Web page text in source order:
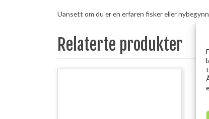
Uansett om du er en erfaren fisker eller
Relaterte produkter